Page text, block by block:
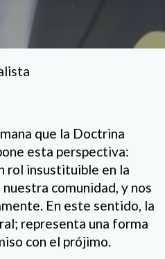
que la Doctrina
esta perspectiva:
rol insustituible en la
comunidad, y nos
En este sentido, la
representa una forma
con el prójimo.